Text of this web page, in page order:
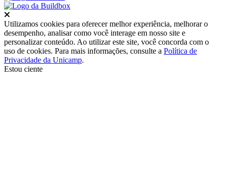
Utilizamos cookies para oferecer melhor experiência, melhorar o
desempenho, analisar como você interage em nosso site e
personalizar conteúdo. Ao utilizar este site, você concorda com o
uso de cookies. Para mais informações, consulte a Política de
Privacidade da Unicamp.
Estou ciente